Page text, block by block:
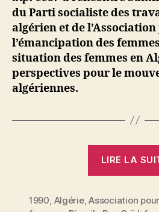
du Parti socialiste des
algérien et de
l’émancipation des
situation des femmes en
perspectives pour le
algériennes.
LIRE LA
1990 Algérie,Association